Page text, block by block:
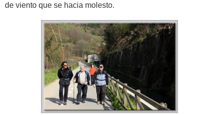
de viento que se hacia molesto.